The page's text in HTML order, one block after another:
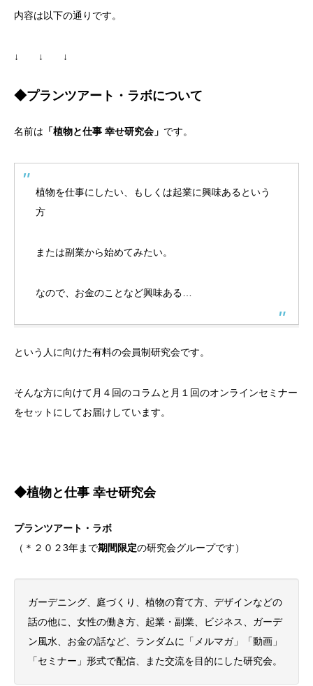
内容は以下の通りです。
↓ ↓ ↓
◆プランツアート・ラボについて
名前は 「植物と仕事 幸せ研究会」 です。
植物を仕事にしたい、もしくは起業に興味あるという
方
または副業から始めてみたい。
なので、お金のことなど興味ある…
という人に向けた有料の会員制研究会です。
そんな方に向けて月４回のコラムと月１回のオンラインセミナー
をセットにしてお届けしています。
◆植物と仕事 幸せ研究会
プランツアート・ラボ
（＊２０２3年まで期間限定の研究会グループです）
ガーデニング、庭づくり、植物の育て方、デザインなどの
話の他に、女性の働き方、起業・副業、ビジネス、ガーデ
ン風水、お金の話など、ランダムに「メルマガ」「動画」
「セミナー」形式で配信、また交流を目的にした研究会。